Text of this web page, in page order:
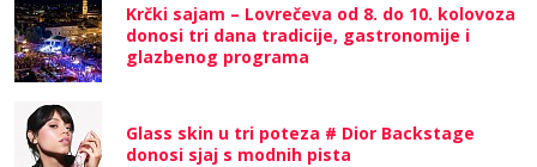
Krčki sajam – Lovrečeva od 8. do 10. kolovoza
donosi tri dana tradicije, gastronomije i
glazbenog programa
Glass skin u tri poteza # Dior Backstage
donosi sjaj s modnih pista